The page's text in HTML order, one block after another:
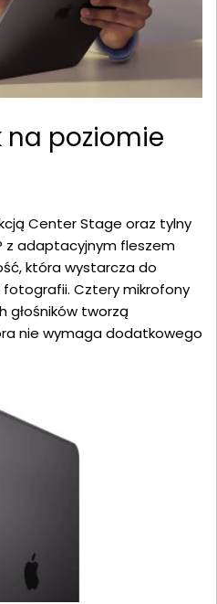
na poziomie
Center Stage oraz tylny
z adaptacyjnym fleszem
która wystarcza do
Cztery mikrofony
głośników tworzą
nie wymaga dodatkowego